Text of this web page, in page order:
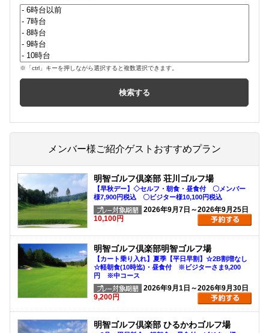
※「ctrl」キーを押しながら選択すると複数選択できます。
メンバー様ご紹介ゲストおすすめプラン
明智ゴルフ倶楽部 荘川ゴルフ場
【早秋デー】◇セルフ・朝食・昼食付 〇メンバー
様7,900円税込 〇ビジター様10,100円税込
2026年9月7日～2026年9月25日
10,100円
明智ゴルフ倶楽部明智ゴルフ場
【カート乗り入れ】夏季【平日早割】☆2B割増なし
☆軽朝食(10時迄)・昼食付 ※ビジターさま9,200
円 ※中コース
2026年9月1日～2026年9月30日
9,200円
明智ゴルフ倶楽部 ひるかわゴルフ場